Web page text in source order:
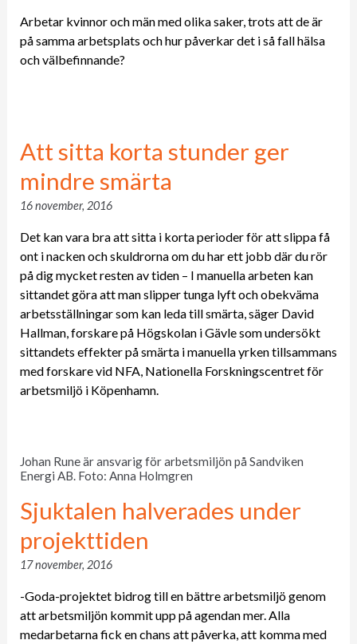
Arbetar kvinnor och män med olika saker, trots att de är
på samma arbetsplats och hur påverkar det i så fall hälsa
och välbefinnande?
Att sitta korta stunder ger
mindre smärta
16 november, 2016
Det kan vara bra att sitta i korta perioder för att slippa få
ont i nacken och skuldrorna om du har ett jobb där du rör
på dig mycket resten av tiden – I manuella arbeten kan
sittandet göra att man slipper tunga lyft och obekväma
arbetsställningar som kan leda till smärta, säger David
Hallman, forskare på Högskolan i Gävle som undersökt
sittandets effekter på smärta i manuella yrken tillsammans
med forskare vid NFA, Nationella Forskningscentret för
arbetsmiljö i Köpenhamn.
Johan Rune är ansvarig för arbetsmiljön på Sandviken
Energi AB. Foto: Anna Holmgren
Sjuktalen halverades under
projekttiden
17 november, 2016
-Goda-projektet bidrog till en bättre arbetsmiljö genom
att arbetsmiljön kommit upp på agendan mer. Alla
medarbetarna fick en chans att påverka, att komma med